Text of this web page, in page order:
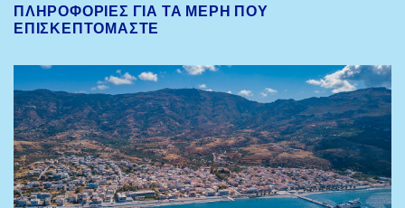
ΠΛΗΡΟΦΟΡΊΕΣ ΓΙΑ ΤΑ ΜΈΡΗ ΠΟΥ
ΕΠΙΣΚΕΠΤΌΜΑΣΤΕ